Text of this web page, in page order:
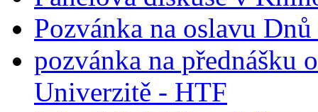
Pozvánka na oslavu
pozvánka na přednášku
Univerzitě - HTF